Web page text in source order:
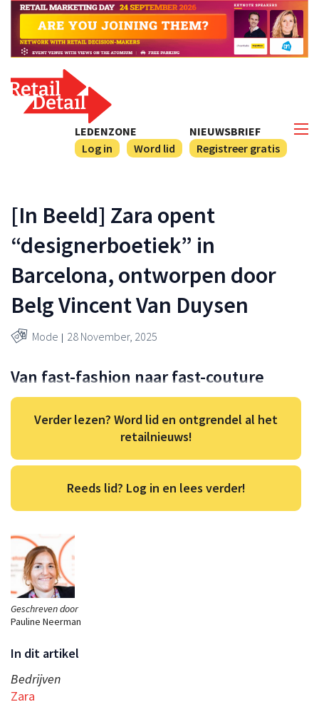
NIEUWSBRIEF
Registreer gratis
LEDENZONE
Log in
Word lid
Geschreven door
Pauline Neerman
In dit artikel
Bedrijven
Zara
[In Beeld] Zara opent
“designerboetiek” in
Barcelona, ontworpen door
Belg Vincent Van Duysen
Mode 28 November, 2025
Van fast-fashion naar fast-couture
Verder lezen? Word lid en ontgrendel al het
retailnieuws!
Reeds lid? Log in en lees verder!